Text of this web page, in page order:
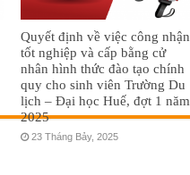
Quyết định về việc công nhận
tốt nghiệp và cấp bằng cử
nhân hình thức đào tạo chính
quy cho sinh viên Trường Du
lịch – Đại học Huế, đợt 1 năm
2025
23 Tháng Bảy, 2025